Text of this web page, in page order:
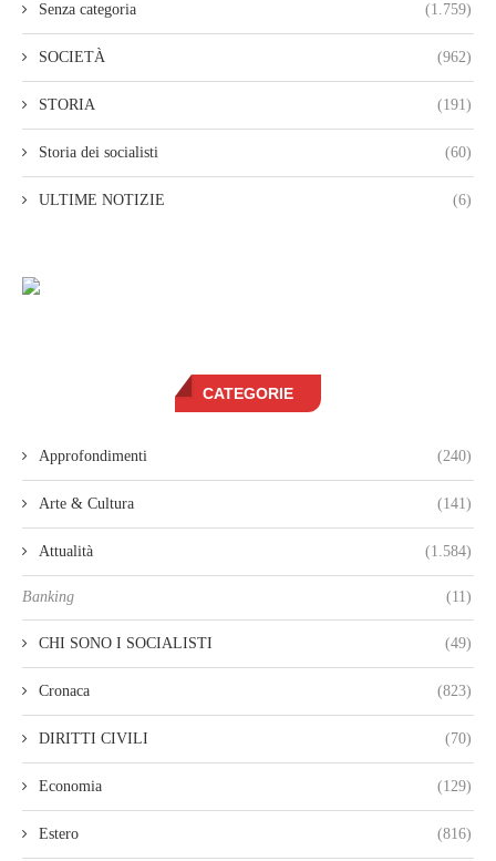
Senza categoria (1.759)
SOCIETÀ (962)
STORIA (191)
Storia dei socialisti (60)
ULTIME NOTIZIE (6)
CATEGORIE
Approfondimenti (240)
Arte & Cultura (141)
Attualità (1.584)
Banking (11)
CHI SONO I SOCIALISTI (49)
Cronaca (823)
DIRITTI CIVILI (70)
Economia (129)
Estero (816)